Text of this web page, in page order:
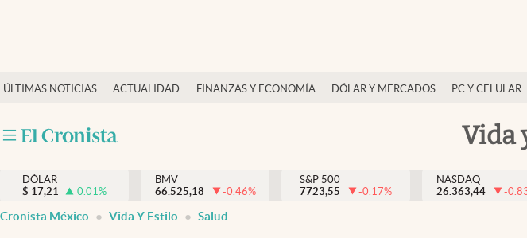
ÚLTIMAS NOTICIAS ACTUALIDAD FINANZAS Y ECONOMÍA DÓLAR Y MERCADOS PC Y CELULAR
Vida
Actualidad
Internacionales
Opinión
DÓLAR
$ 17,21 0.01%
BMV
66.525,18
-0.46%
S&P 500
7723,55
-0.17%
NASDAQ
26.363,44
-
Cronista México Vida Y Estilo Salud